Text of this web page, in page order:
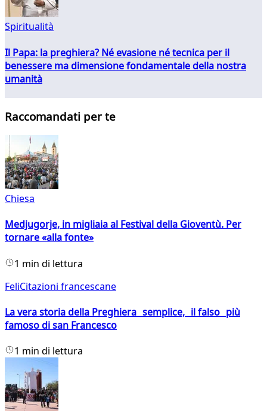
Spiritualità
Il Papa: la preghiera? Né evasione né tecnica per il
benessere ma dimensione fondamentale della nostra
umanità
Raccomandati per te
Chiesa
Medjugorje, in migliaia al Festival della Gioventù. Per
tornare «alla fonte»
1 min di lettura
FeliCitazioni francescane
La vera storia della Preghiera semplice, il falso più
famoso di san Francesco
1 min di lettura